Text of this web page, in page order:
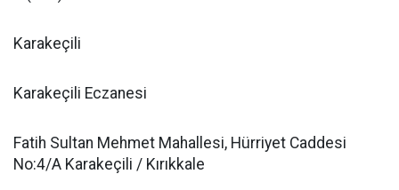
Karakeçili
Karakeçili Eczanesi
Fatih Sultan Mehmet Mahallesi, Hürriyet Caddesi
No:4/A Karakeçili / Kırıkkale